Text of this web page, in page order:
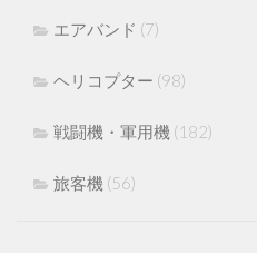
エアバンド (7)
ヘリコプター (98)
戦闘機・軍用機 (182)
旅客機 (56)